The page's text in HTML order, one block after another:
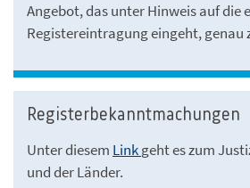
Angebot, das unter Hinweis auf die
Registereintragung eingeht, genau
Registerbekanntmachungen
Unter diesem Linkgeht es zum
und der Länder.